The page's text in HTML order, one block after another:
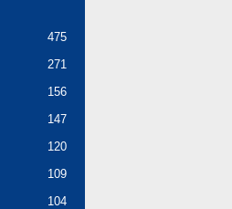
475
271
156
147
120
109
104